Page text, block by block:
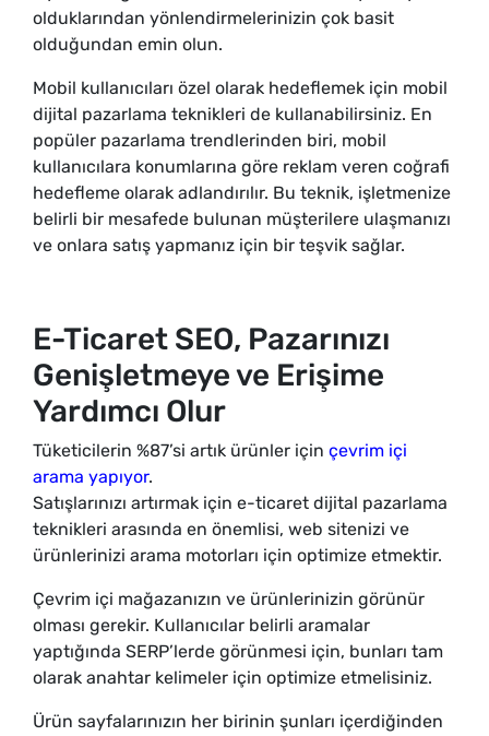
olduklarından yönlendirmelerinizin çok basit
olduğundan emin olun.
Mobil kullanıcıları özel olarak hedeflemek için mobil
dijital pazarlama teknikleri de kullanabilirsiniz. En
popüler pazarlama trendlerinden biri, mobil
kullanıcılara konumlarına göre reklam veren coğrafi
hedefleme olarak adlandırılır. Bu teknik, işletmenize
belirli bir mesafede bulunan müşterilere ulaşmanızı
ve onlara satış yapmanız için bir teşvik sağlar.
E-Ticaret SEO, Pazarınızı
Genişletmeye ve Erişime
Yardımcı Olur
Tüketicilerin %87’si artık ürünler için çevrim içi
arama yapıyor.
Satışlarınızı artırmak için e-ticaret dijital pazarlama
teknikleri arasında en önemlisi, web sitenizi ve
ürünlerinizi arama motorları için optimize etmektir.
Çevrim içi mağazanızın ve ürünlerinizin görünür
olması gerekir. Kullanıcılar belirli aramalar
yaptığında SERP’lerde görünmesi için, bunları tam
olarak anahtar kelimeler için optimize etmelisiniz.
Ürün sayfalarınızın her birinin şunları içerdiğinden